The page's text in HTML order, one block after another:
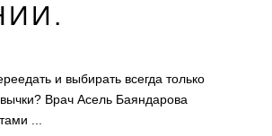
и выбирать всегда только
Врач Асель Баяндарова